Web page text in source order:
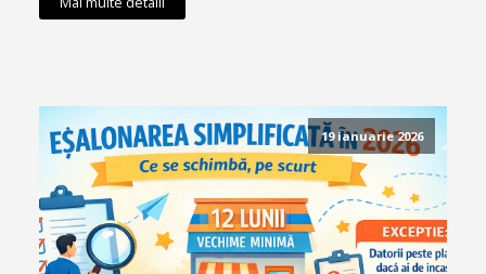
19 ianuarie 2026